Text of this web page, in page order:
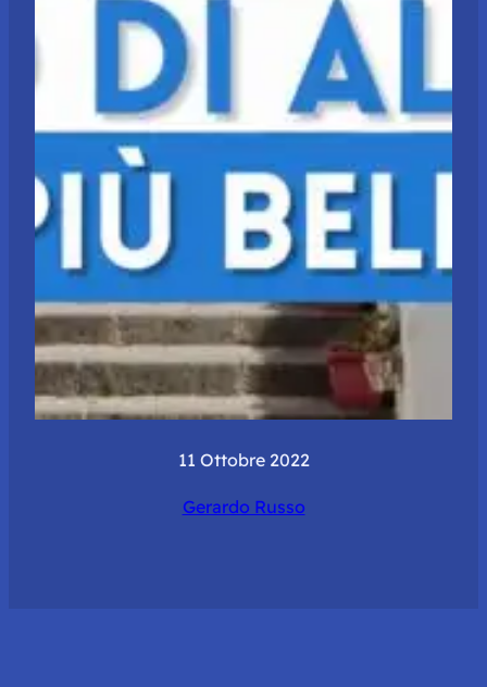
11 Ottobre 2022
Gerardo Russo